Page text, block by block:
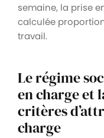
semaine, la prise
calculée
travail.
Le régime
en charge et
critères
charge